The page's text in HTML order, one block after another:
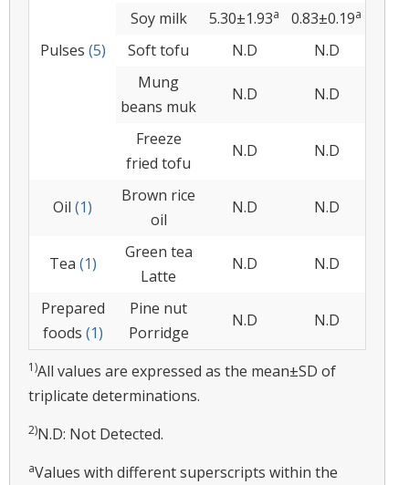
Pulses (5)
Soy milk 5.30±1.93a 0.83±0.19a
Soft tofu N.D
N.D
Mung
beans muk
N.D N.D
Freeze
fried tofu
N.D N.D
Oil (1)
Brown rice
oil
N.D N.D
Tea (1)
Green tea
Latte
N.D N.D
Prepared
foods (1)
Pine nut
Porridge
N.D N.D
1)All values are expressed as the mean±SD of
triplicate determinations.
2)N.D: Not Detected.
aValues with different superscripts within the